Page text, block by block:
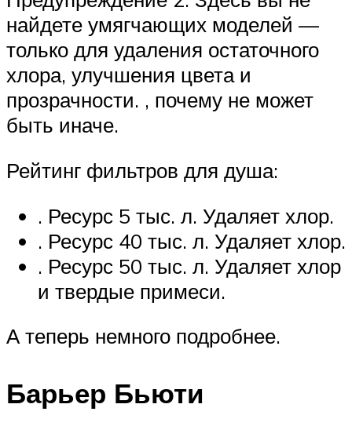
найдете умягчающих моделей —
только для удаления остаточного
хлора, улучшения цвета и
прозрачности. , почему не может
быть иначе.
Рейтинг фильтров для душа:
. Ресурс 5 тыс. л. Удаляет хлор.
. Ресурс 40 тыс. л. Удаляет хлор.
. Ресурс 50 тыс. л. Удаляет хлор
и твердые примеси.
А теперь немного подробнее.
Барьер Бьюти